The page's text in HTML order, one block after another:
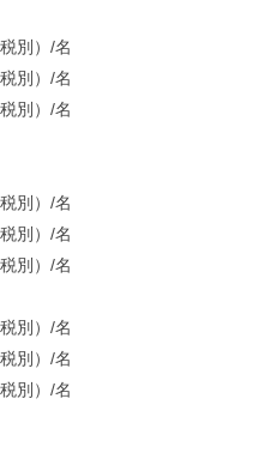
別）/名
別）/名
別）/名
別）/名
別）/名
別）/名
別）/名
別）/名
別）/名